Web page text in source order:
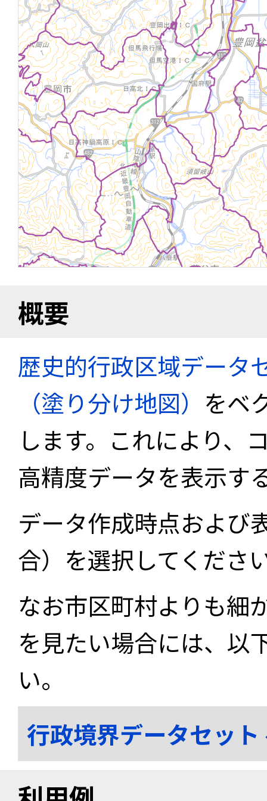
概要
歴史的行政区域データ
（塗り分け地図） をベ
します。これにより、
高精度データを表示す
データ作成時点および
合）を選択してくださ
なお市区町村よりも細
を見たい場合には、以
い。
行政境界データセッ